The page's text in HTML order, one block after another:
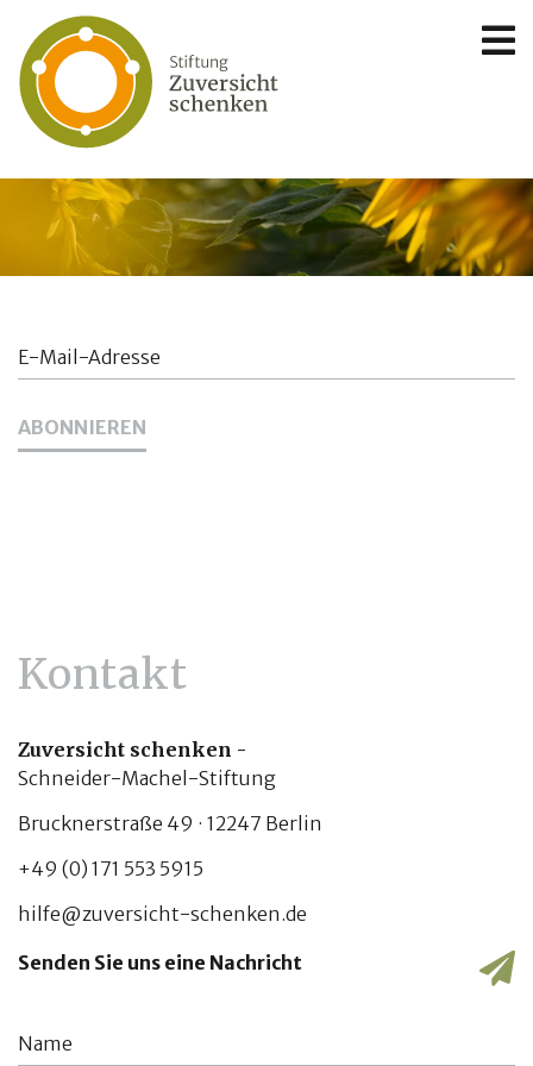
E-
Mail-
ABONNIEREN
Kontakt
Zuversicht schenken -
Schneider-Machel-Stiftung
Brucknerstraße 49 · 12247 Berlin
+49 (0) 171 553 5915
hilfe@zuversicht-schenken.de
Senden Sie uns eine Nachricht